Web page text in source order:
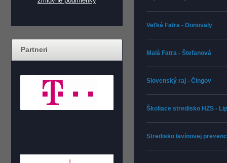
Partneri
Veľká Fatra - Donovaly
Malá Fatra - Štefanová
Slovenský raj - Čingov
Školiace stredisko HZS -
Stredisko lavínovej